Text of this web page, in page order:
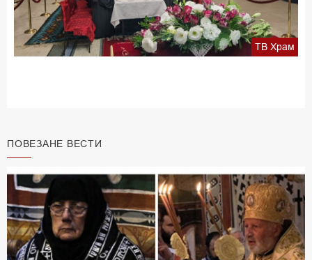
ТВ Храм
ПОВЕЗАНЕ ВЕСТИ